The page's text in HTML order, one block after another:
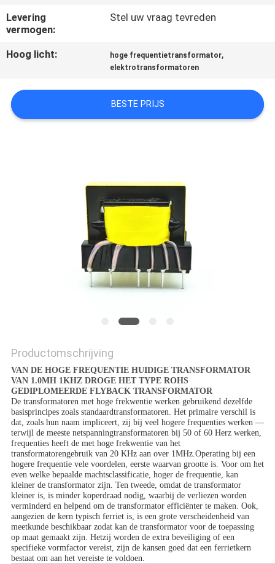
CITAAT
SITEMAP
PRIVACY
POLICY
Levering
vermogen:
Stel uw vraag tevreden
Hoog licht: hoge frequentietransformator,
elektrotransformatoren
BESTE PRIJS
Productomschrijving
VAN DE HOGE FREQUENTIE HUIDIGE TRANSFORMATOR
VAN 1.0MH 1KHZ DROGE HET TYPE ROHS
GEDIPLOMEERDE FLYBACK TRANSFORMATOR
De transformatoren met hoge frekwentie werken gebruikend dezelfde
basisprincipes zoals standaardtransformatoren. Het primaire verschil is
dat, zoals hun naam impliceert, zij bij veel hogere frequenties werken —
terwijl de meeste netspanningtransformatoren bij 50 of 60 Herz werken,
frequenties heeft de met hoge frekwentie van het
transformatorengebruik van 20 KHz aan over 1MHz.Operating bij een
hogere frequentie vele voordelen, eerste waarvan grootte is. Voor om het
even welke bepaalde machtsclassificatie, hoger de frequentie, kan
kleiner de transformator zijn. Ten tweede, omdat de transformator
kleiner is, is minder koperdraad nodig, waarbij de verliezen worden
verminderd en helpend om de transformator efficiënter te maken. Ook,
aangezien de kern typisch ferriet is, is een grote verscheidenheid van
meetkunde beschikbaar zodat kan de transformator voor de toepassing
op maat gemaakt zijn. Hetzij worden de extra beveiliging of een
specifieke vormfactor vereist, zijn de kansen goed dat een ferrietkern
bestaat om aan het vereiste te voldoen.